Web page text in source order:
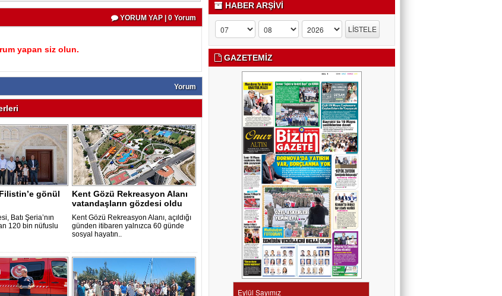
YORUM YAP | 0 Yorum
yapan siz olun.
Yorum
gönül
Batı Şeria’nın
120 bin nüfuslu
Kent Gözü Rekreasyon Alanı
vatandaşların gözdesi oldu
Kent Gözü Rekreasyon Alanı, açıldığı
günden itibaren yalnızca 60 günde
sosyal hayatın..
HABER ARŞİVİ
GAZETEMİZ